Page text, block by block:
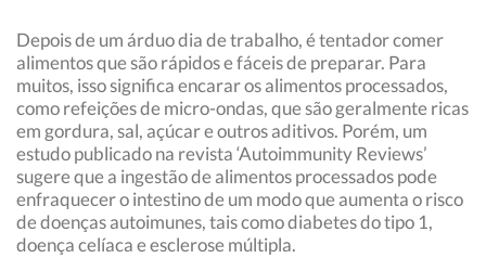
Depois de um árduo dia de trabalho, é tentador comer
alimentos que são rápidos e fáceis de preparar. Para
muitos, isso significa encarar os alimentos processados,
como refeições de micro-ondas, que são geralmente ricas
em gordura, sal, açúcar e outros aditivos. Porém, um
estudo publicado na revista ‘Autoimmunity Reviews’
sugere que a ingestão de alimentos processados ​​pode
enfraquecer o intestino de um modo que aumenta o risco
de doenças autoimunes, tais como diabetes do tipo 1,
doença celíaca e esclerose múltipla.